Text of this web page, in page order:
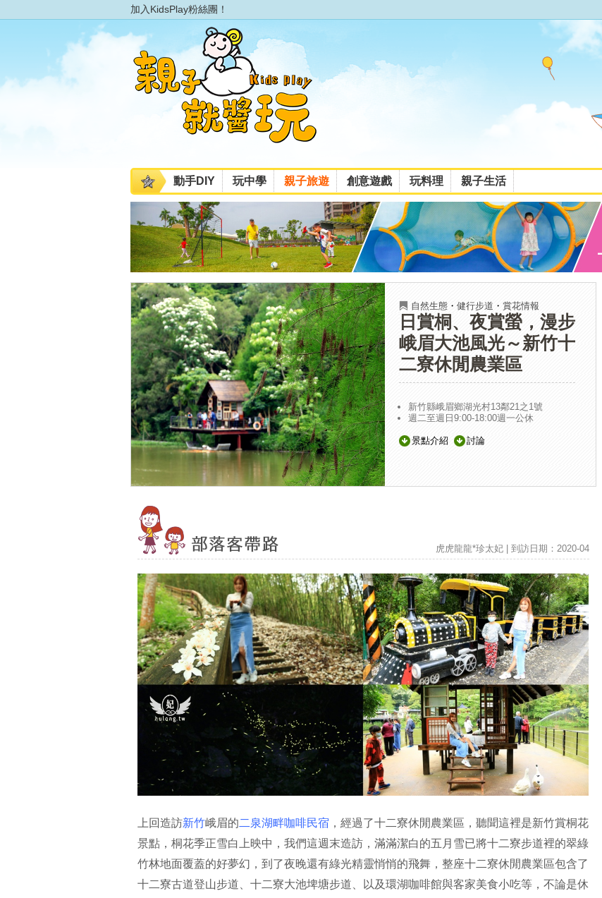
加入KidsPlay粉絲團！
動手DIY 玩中學 親子旅遊 創意遊戲 玩料理 親子生活
自然生態 ・ 健行步道 ・ 賞花情報
日賞桐、夜賞螢，漫步
峨眉大池風光～新竹十
二寮休閒農業區
新竹縣峨眉鄉湖光村13鄰21之1號
週二至週日9:00-18:00週一公休
景點介紹 討論
虎虎龍龍*珍太妃 | 到訪日期：2020-04
上回造訪新竹峨眉的二泉湖畔咖啡民宿 ，經過了十二寮休閒農業區，聽聞這裡是新竹賞桐花
景點，桐花季正雪白上映中，我們這週末造訪，滿滿潔白的五月雪已將十二寮步道裡的翠綠
竹林地面覆蓋的好夢幻，到了夜晚還有綠光精靈悄悄的飛舞，整座十二寮休閒農業區包含了
十二寮古道登山步道、十二寮大池埤塘步道、以及環湖咖啡館與客家美食小吃等，不論是休